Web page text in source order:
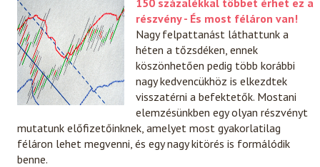
részvény - És most féláron van!
Nagy felpattanást láthattunk a
héten a tőzsdéken, ennek
köszönhetően pedig több korábbi
nagy kedvencükhöz is elkezdtek
visszatérni a befektetők. Mostani
elemzésünkben egy olyan részvényt
mutatunk előfizetőinknek, amelyet most gyakorlatilag
féláron lehet megvenni, és egy nagy kitörés is formálódik
benne.